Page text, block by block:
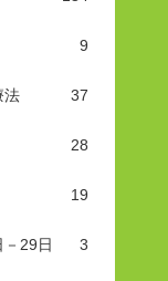
9
法 37
28
19
29日 3